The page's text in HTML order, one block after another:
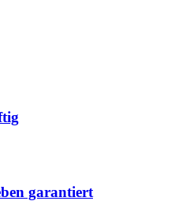
garantiert